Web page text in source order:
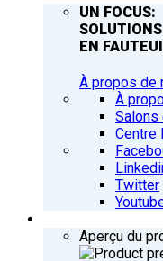
UN FOCUS:
EN
À propos de
À
Salons
Centre
Twitter
Aperçu du